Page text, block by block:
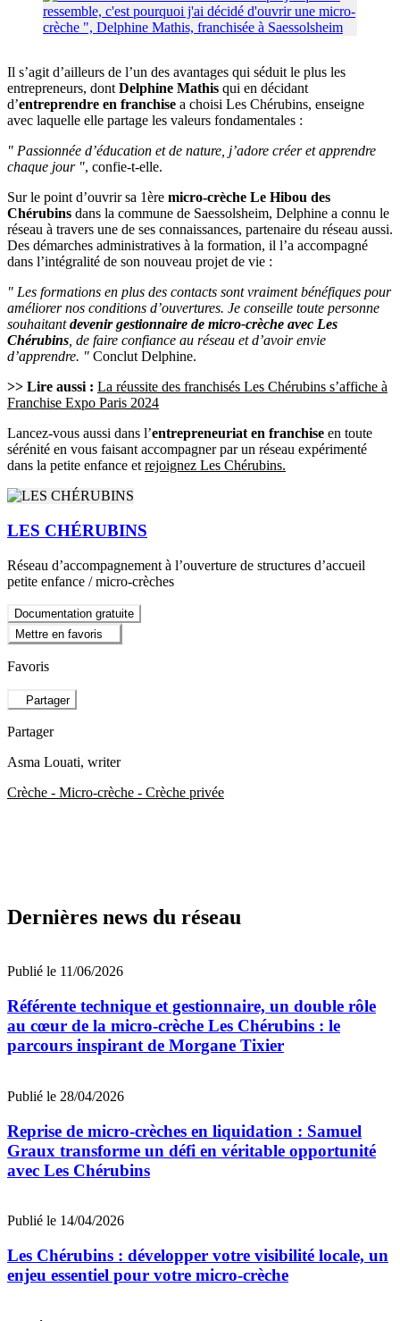
Il s’agit d’ailleurs de l’un des avantages qui séduit le plus les
entrepreneurs, dontDelphine Mathis qui en décidant
d’entreprendre en franchise a choisi Les Chérubins, enseigne
avec laquelle elle partage les valeurs fondamentales :
" Passionnée d’éducation et de nature, j’adore créer et apprendre
chaque jour ", confie-t-elle.
Sur le point d’ouvrir sa 1ère micro-crèche Le Hibou des
Chérubins dans la commune de Saessolsheim, Delphine a connu le
réseau à travers une de ses connaissances, partenaire du réseau aussi.
Des démarches administratives à la formation, il l’a accompagné
dans l’intégralité de son nouveau projet de vie :
" Les formations en plus des contacts sont vraiment bénéfiques pour
améliorer nos conditions d’ouvertures. Je conseille toute personne
souhaitantdevenir gestionnaire de micro-crèche avec Les
Chérubins, de faire confiance au réseau et d’avoir envie
d’apprendre. " Conclut Delphine.
>> Lire aussi : La réussite des franchisés Les Chérubins s’affiche à
Franchise Expo Paris 2024
Lancez-vous aussi dans l’entrepreneuriat en franchise en toute
sérénité en vous faisant accompagner par un réseau expérimenté
dans la petite enfance etrejoignez Les Chérubins.
LES CHÉRUBINS
Réseau d’accompagnement à l’ouverture de structures d’accueil
petite enfance / micro-crèches
Documentation gratuite
Mettre en favoris
Favoris
Partager
Partager
Asma Louati, writer
Crèche - Micro-crèche - Crèche privée
Dernières news du réseau
Publié le 11/06/2026
Référente technique et gestionnaire, un double rôle
au cœur de la micro-crèche Les Chérubins : le
parcours inspirant de Morgane Tixier
Publié le 28/04/2026
Reprise de micro-crèches en liquidation : Samuel
Graux transforme un défi en véritable opportunité
avec Les Chérubins
Publié le 14/04/2026
Les Chérubins : développer votre visibilité locale, un
enjeu essentiel pour votre micro-crèche